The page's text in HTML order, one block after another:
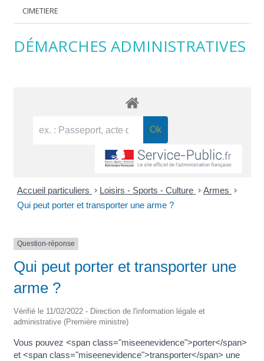
CIMETIERE
DÉMARCHES ADMINISTRATIVES
Accueil particuliers > Loisirs - Sports - Culture > Armes >
Qui peut porter et transporter une arme ?
Question-réponse
Qui peut porter et transporter une
arme ?
Vérifié le 11/02/2022 - Direction de l'information légale et
administrative (Première ministre)
Vous pouvez <span class="miseenevidence">porter</span>
et <span class="miseenevidence">transporter</span> une